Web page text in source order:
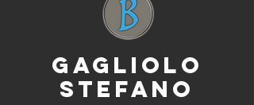
GAGLIOLO
STEFANO